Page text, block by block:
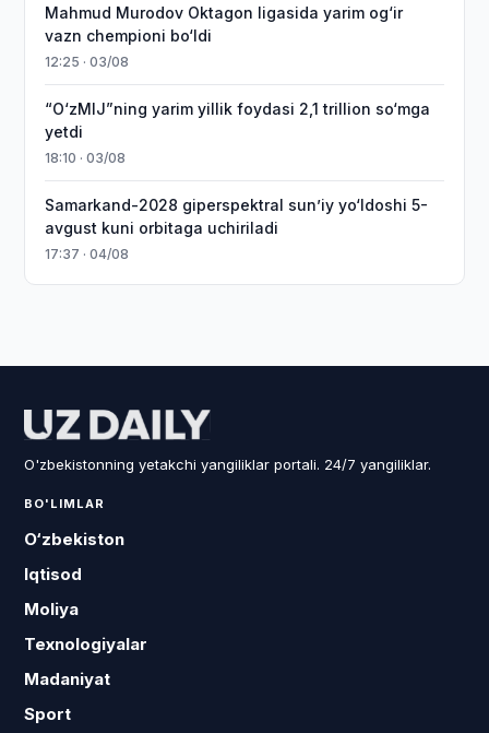
Mahmud Murodov Oktagon ligasida yarim og‘ir
vazn chempioni bo‘ldi
12:25 · 03/08
“O‘zMIJ”ning yarim yillik foydasi 2,1 trillion so‘mga
yetdi
18:10 · 03/08
Samarkand-2028 giperspektral sun’iy yo‘ldoshi 5-
avgust kuni orbitaga uchiriladi
17:37 · 04/08
O'zbekistonning yetakchi yangiliklar portali. 24/7 yangiliklar.
BO'LIMLAR
O‘zbekiston
Iqtisod
Moliya
Texnologiyalar
Madaniyat
Sport